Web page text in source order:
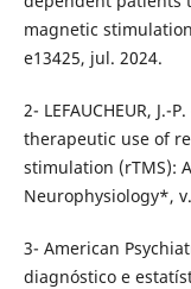
magnetic
e13425, jul. 2024.
2- LEFAUCHEUR,
therapeutic use of
stimulation (rTMS):
Neurophysiology*,
3- American
diagnóstico e